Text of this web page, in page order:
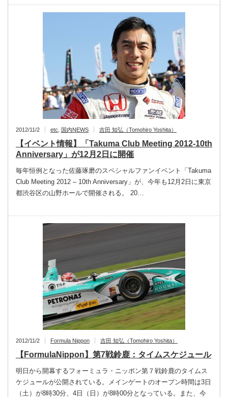
2012/11/2 etc 国内NEWS 吉田 知弘（Tomohiro Yoshita）
【イベント情報】「Takuma Club Meeting 2012-10th
Anniversary」が12月2日に開催
毎年恒例となった佐藤琢磨のスペシャルファンイベント「Takuma
Club Meeting 2012 – 10th Anniversary」が、今年も12月2日に東京
都渋谷区の山野ホールで開催される。 20…
2012/11/2 Formula Nippon 吉田 知弘（Tomohiro Yoshita）
【FormulaNippon】第7戦鈴鹿：タイムスケジュール
明日から開幕するフォーミュラ・ニッポン第７戦鈴鹿のタイムス
ケジュールが公開されている。メインゲートのオープン時間は3日
（土）が8時30分、4日（日）が8時00分となっている。また、今